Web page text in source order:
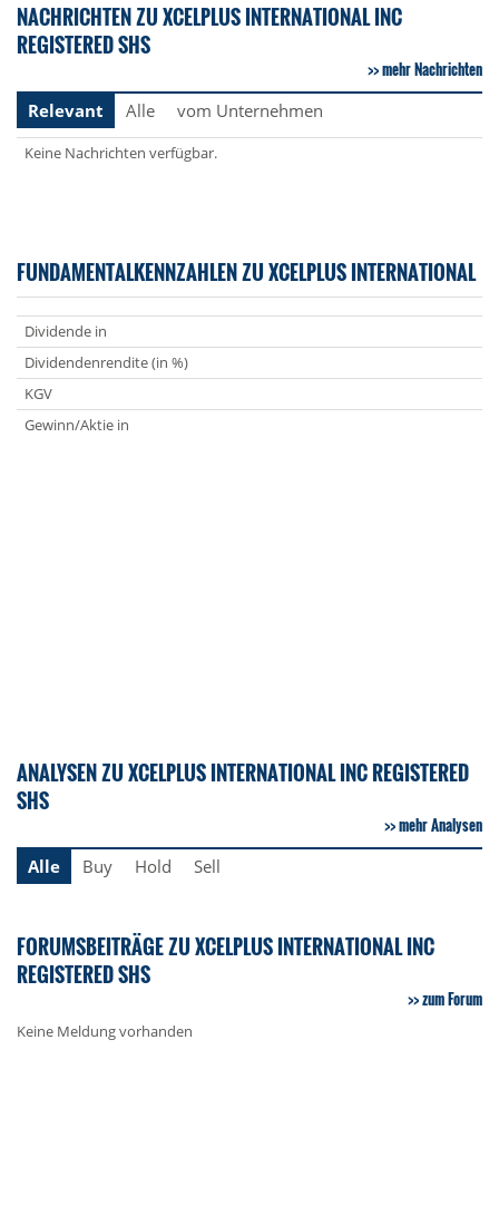
NACHRICHTEN ZU XCELPLUS INTERNATIONAL INC
REGISTERED SHS
mehr Nachrichten
Relevant
Alle vom Unternehmen
Keine Nachrichten verfügbar.
FUNDAMENTALKENNZAHLEN ZU XCELPLUS INTERNATIONAL
Dividende in
Dividendenrendite (in %)
KGV
Gewinn/Aktie in
ANALYSEN ZU XCELPLUS INTERNATIONAL INC REGISTERED
SHS
mehr Analysen
Alle
Buy Hold Sell
FORUMSBEITRÄGE ZU XCELPLUS INTERNATIONAL INC
REGISTERED SHS
zum Forum
Keine Meldung vorhanden